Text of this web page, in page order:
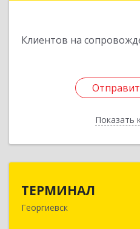
Клиентов на
Показать
ТЕРМИНАЛ
Георгиевск
357820,